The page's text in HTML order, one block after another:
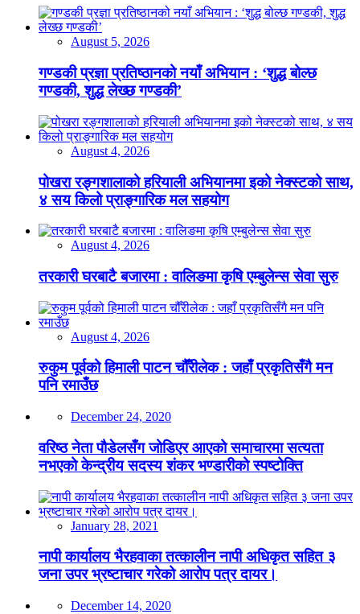
August 5, 2026
गण्डकी प्रज्ञा प्रतिष्ठानको नयाँ अभियान : ‘शुद्ध बोल्छ
गण्डकी, शुद्ध लेख्छ गण्डकी’
August 4, 2026
पोखरा रङ्गशालाको हरियाली अभियानमा इको नेक्स्टको साथ,
४ सय किलो प्राङ्गारिक मल सहयोग
August 4, 2026
तरकारी घरबाटै बजारमा : वालिङमा कृषि एम्बुलेन्स सेवा सुरु
August 4, 2026
रुकुम पूर्वको हिमाली पाटन चौँरीलेक : जहाँ प्रकृतिसँगै मन
पनि रमाउँछ
December 24, 2020
वरिष्ठ नेता पौडेलसँग जोडिएर आएको समाचारमा सत्यता
नभएको केन्द्रीय सदस्य शंकर भण्डारीको स्पष्टोक्ति
January 28, 2021
नापी कार्यालय भैरहवाका तत्कालीन नापी अधिकृत सहित ३
जना उपर भ्रष्टाचार गरेको आरोप पत्र दायर।
December 14, 2020